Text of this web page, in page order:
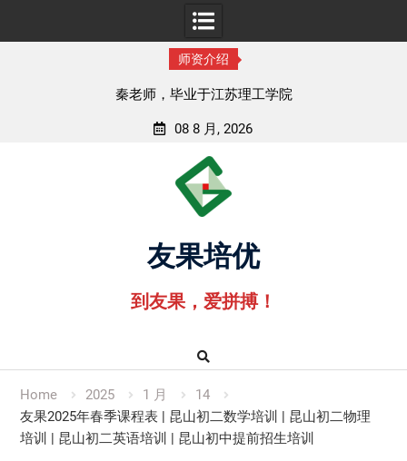
师资介绍
秦老师，毕业于江苏理工学院
08 8 月, 2026
友果培优
到友果，爱拼搏！
Home 2025 1 月
14
友果2025年春季课程表 | 昆山初二数学培训 | 昆山初二物理
培训 | 昆山初二英语培训 | 昆山初中提前招生培训